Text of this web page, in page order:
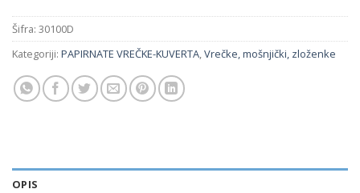
Šifra: 30100D
Kategoriji: PAPIRNATE VREČKE-KUVERTA Vrečke, mošnjički, zloženke
OPIS